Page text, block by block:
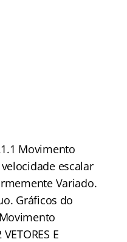
Movimento
escalar
Variado.
Gráficos do
E